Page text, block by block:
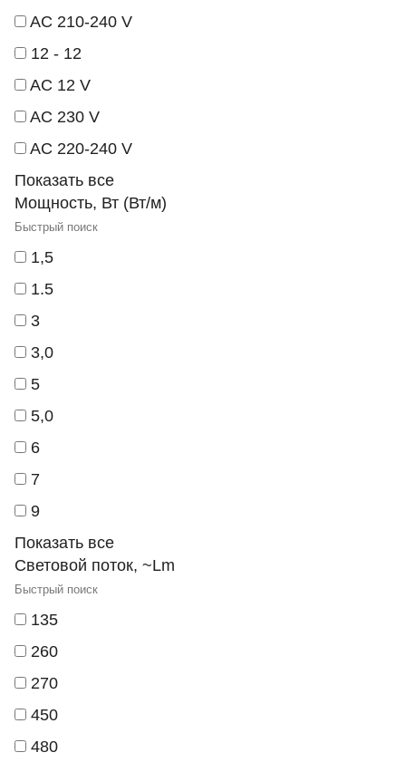
AC 210-240 V
12 - 12
AC 12 V
AC 230 V
AC 220-240 V
Показать все
Мощность, Вт (Вт/м)
1,5
1.5
3
3,0
5
5,0
6
7
9
Показать все
Световой поток, ~Lm
135
260
270
450
480